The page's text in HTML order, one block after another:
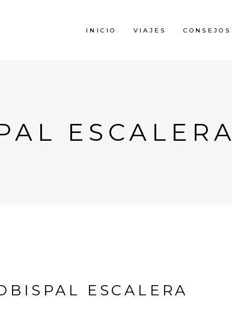
INICIO VIAJES CONSEJOS
ESCALERA
ESCALERA